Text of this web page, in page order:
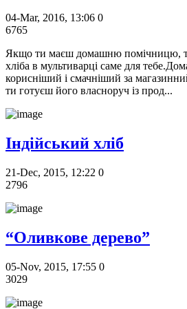
04-Mar, 2016, 13:06 0
6765
Якщо ти маєш домашню помічницю,
хліба в мультиварці саме для
корисніший і смачніший за
ти готуєш його власноруч із прод...
Індійський хліб
21-Dec, 2015, 12:22 0
2796
“Оливкове дерево”
05-Nov, 2015, 17:55 0
3029